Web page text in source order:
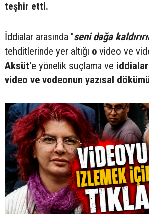
teşhir etti.
İddialar arasında "seni dağa
tehditlerinde yer altığı o video ve
Aksüt'e yönelik suçlama ve
video ve vodeonun yazısal